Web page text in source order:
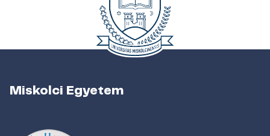
Miskolci Egyetem